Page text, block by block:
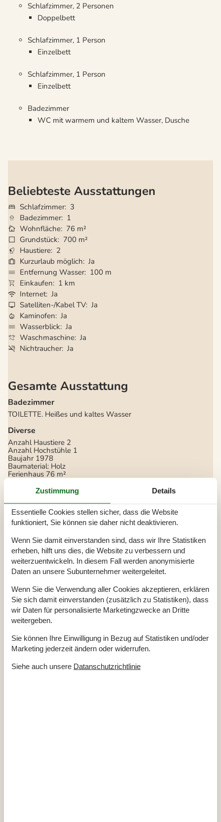
Schlafzimmer, 2 Personen
Doppelbett
Schlafzimmer, 1 Person
Einzelbett
Schlafzimmer, 1 Person
Einzelbett
Badezimmer
WC mit warmem und kaltem Wasser, Dusche
Beliebteste Ausstattungen
Schlafzimmer 3
Badezimmer 1
Wohnfläche 76 m²
Grundstück
700 m²
Haustiere 2
Kurzurlaub möglich Ja
Entfernung Wasser 100 m
Einkaufen
1 km
Internet Ja
Satelliten-/Kabel TV Ja
Kaminofen Ja
Wasserblick Ja
Waschmaschine Ja
Nichtraucher Ja
Gesamte Ausstattung
Badezimmer
TOILETTE. Heißes und kaltes Wasser
Diverse
Anzahl Haustiere 2
Anzahl Hochstühle 1
Baujahr 1978
Baumaterial: Holz
Ferienhaus 76 m²
Heizung, Elektroheizung
Parabol
Self-Service-Check-in
Staubsauger
Verbrauchskosten exkl.
Waschmaschine
Draußen
Gartenmöbel
Kostenloser Parkplatz auf dem Gelände
Naturgrundstück 700 m²
Drinnen
Kaminofen
Elektrogeräte
1 Fernseher
DK-DR1/TV2
Internet (drahtlos)
Zustimmung Details
Essentielle Cookies stellen sicher, dass die Website
funktioniert, Sie können sie daher nicht deaktivieren.
Wenn Sie damit einverstanden sind, dass wir Ihre Statistiken
erheben, hilft uns dies, die Website zu verbessern und
weiterzuentwickeln. In diesem Fall werden anonymisierte
Daten an unsere Subunternehmer weitergeleitet.
Wenn Sie die Verwendung aller Cookies akzeptieren, erklären
Sie sich damit einverstanden (zusätzlich zu Statistiken), dass
wir Daten für personalisierte Marketingzwecke an Dritte
weitergeben.
Sie können Ihre Einwilligung in Bezug auf Statistiken und/oder
Marketing jederzeit ändern oder widerrufen.
Siehe auch unsere Datanschutzrichtlinie